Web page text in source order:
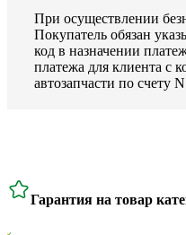
При осуществлении
Покупатель обязан
код в назначении
платежа для клиента
автозапчасти по
Гарантия на товар